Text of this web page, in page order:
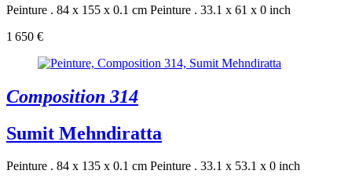
Peinture . 84 x 155 x 0.1 cm Peinture . 33.1 x 61 x 0 inch
1 650 €
Composition 314
Sumit Mehndiratta
Peinture . 84 x 135 x 0.1 cm Peinture . 33.1 x 53.1 x 0 inch